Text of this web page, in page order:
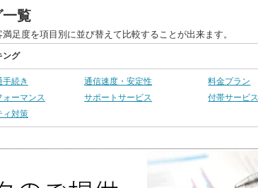
覧
足度を項目別に並び替えて比較することが出来ます。
ング
手続き 通信速度・安定性
料金プラン
ォーマンス
サポートサービス
付帯サービス
ィ対策